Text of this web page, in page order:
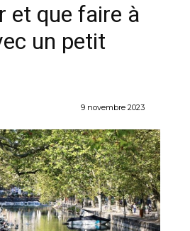
et que faire à
un petit
9 novembre 2023